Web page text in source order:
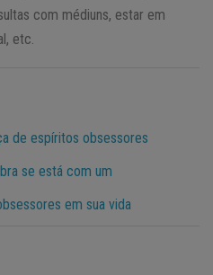
com médiuns, estar em
etc.
de espíritos obsessores
se está com um
em sua vida